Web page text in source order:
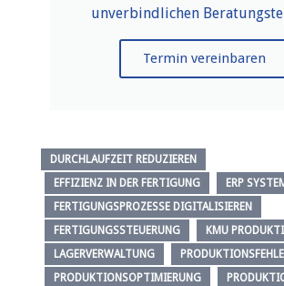
unverbindlichen
Termin vereinbaren
DURCHLAUFZEIT REDUZIEREN
EFFIZIENZ IN DER FERTIGUNG
ERP
FERTIGUNGSPROZESSE DIGITALISIEREN
FERTIGUNGSSTEUERUNG
KMU
LAGERVERWALTUNG
PRODUKTIONSOPTIMIERUNG